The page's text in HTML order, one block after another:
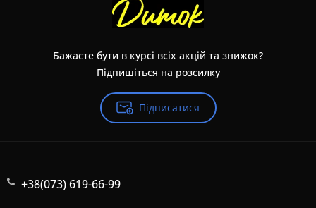
Бажаєте бути в курсі всіх акцій та знижок?
Підпишіться на розсилку
Підписатися
+38(073) 619-66-99